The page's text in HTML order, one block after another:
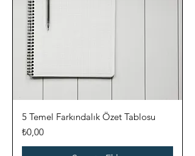
5 Temel Farkındalık Özet Tablosu
Fiyat
₺0,00